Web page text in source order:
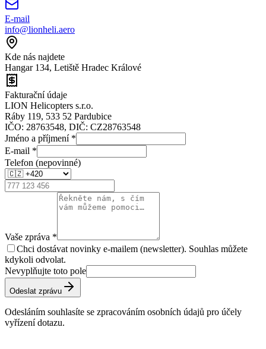
E-mail
info@lionheli.aero
Kde nás najdete
Hangar 134, Letiště Hradec Králové
Fakturační údaje
LION Helicopters s.r.o.
Ráby 119, 533 52 Pardubice
IČO: 28763548, DIČ: CZ28763548
Jméno a příjmení *
E-mail *
Telefon (nepovinné)
Vaše zpráva *
Chci dostávat novinky e-mailem (newsletter). Souhlas můžete
kdykoli odvolat.
Nevyplňujte toto pole
Odeslat zprávu
Odesláním souhlasíte se zpracováním osobních údajů pro účely
vyřízení dotazu.